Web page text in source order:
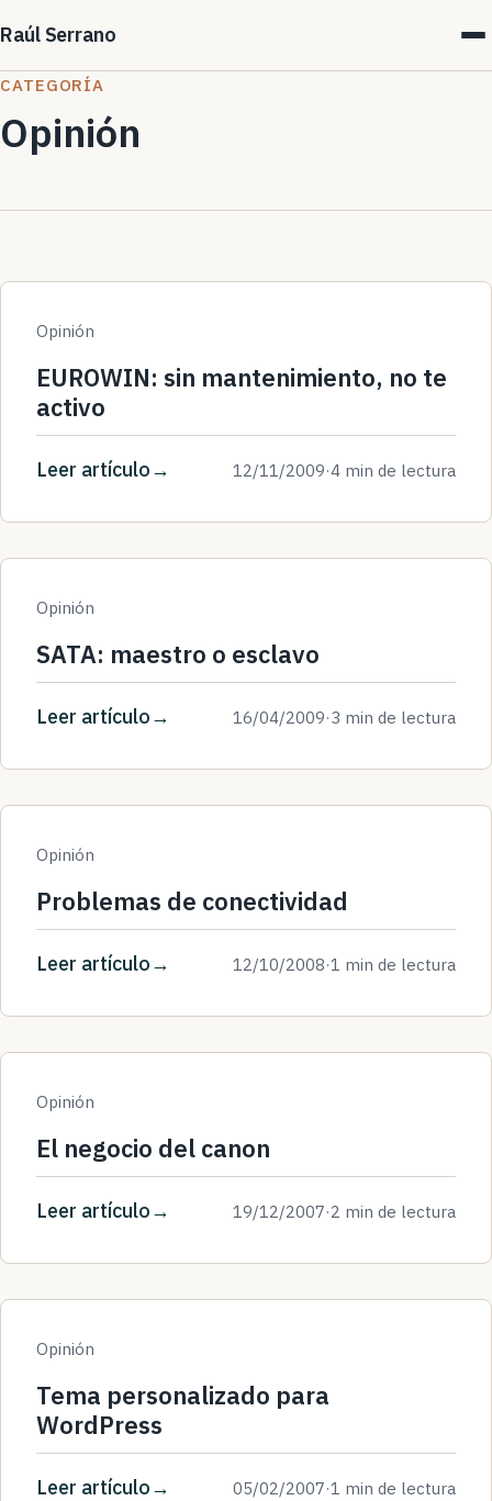
Raúl Serrano
CATEGORÍA
Opinión
Opinión
EUROWIN: sin mantenimiento, no te
activo
Leer artículo 12/11/2009·4 min de lectura
Opinión
SATA: maestro o esclavo
Leer artículo 16/04/2009·3 min de lectura
Opinión
Problemas de conectividad
Leer artículo 12/10/2008·1 min de lectura
Opinión
El negocio del canon
Leer artículo 19/12/2007·2 min de lectura
Opinión
Tema personalizado para
WordPress
Leer artículo 05/02/2007·1 min de lectura